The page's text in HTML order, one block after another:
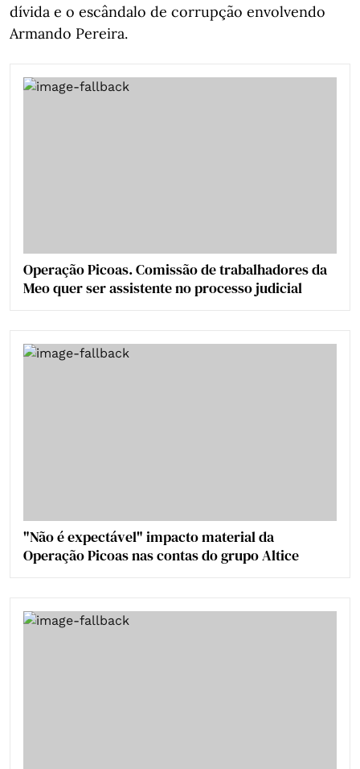
dívida e o escândalo de corrupção envolvendo
Armando Pereira.
Operação Picoas. Comissão de trabalhadores da
Meo quer ser assistente no processo judicial
"Não é expectável" impacto material da
Operação Picoas nas contas do grupo Altice